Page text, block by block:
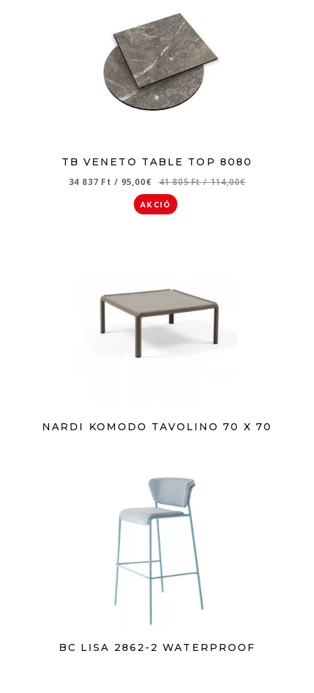
TB VENETO TABLE TOP 8080
34 837 Ft / 95,00€ 41 805 Ft/ 114,00€
AKCIÓ
NARDI KOMODO TAVOLINO 70 X 70
BC LISA 2862-2 WATERPROOF